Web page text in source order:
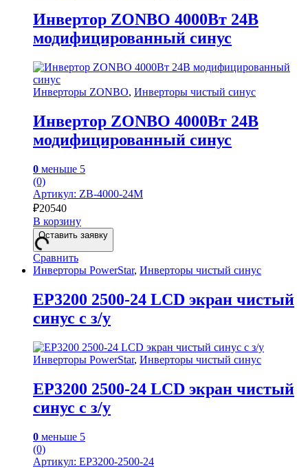
Инвертор ZONBO 4000Вт 24В
модифицированный синус
Инверторы ZONBO, Инверторы чистый синус
Инвертор ZONBO 4000Вт 24В
модифицированный синус
0 меньше 5
(0)
Артикул: ZB-4000-24M
₽20540
В корзину
Оставить заявку
Сравнить
Инверторы PowerStar, Инверторы чистый синус
EP3200 2500-24 LCD экран чистый
синус с з/у
Инверторы PowerStar, Инверторы чистый синус
EP3200 2500-24 LCD экран чистый
синус с з/у
0 меньше 5
(0)
Артикул: EP3200-2500-24